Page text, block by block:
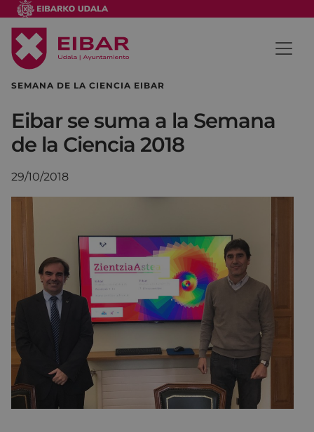
SEMANA DE LA CIENCIA EIBAR
Eibar se suma a la Semana
de la Ciencia 2018
29/10/2018